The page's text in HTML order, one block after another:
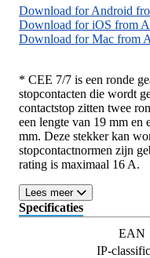
Download for Android
Download for iOS from
Download for Mac from
* CEE 7/7 is een ronde
stopcontacten die wordt
contactstop zitten twee
een lengte van 19 mm en
mm. Deze stekker kan
stopcontactnormen zijn
rating is maximaal 16 A.
Lees meer
Specificaties
EAN
IP-